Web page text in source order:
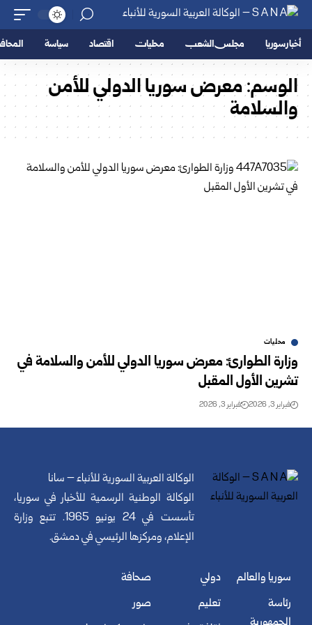
أخبار سوريا مجلس الشعب محليات اقتصاد سياسة
الوسم:معرض سوريا الدولي للأمن
والسلامة
محليات
وزارة الطوارئ: معرض سوريا الدولي للأمن والسلامة في
تشرين الأول المقبل
فبراير 3, 2026 فبراير 3, 2026
الوكالة العربية السورية للأنباء – سانا
الوكالة الوطنية الرسمية للأخبار في سوريا،
تأسست في 24 يونيو 1965. تتبع وزارة
الإعلام، ومركزها الرئيسي في دمشق.
سوريا والعالم
رئاسة
دولي
تعليم
صحافة
صور